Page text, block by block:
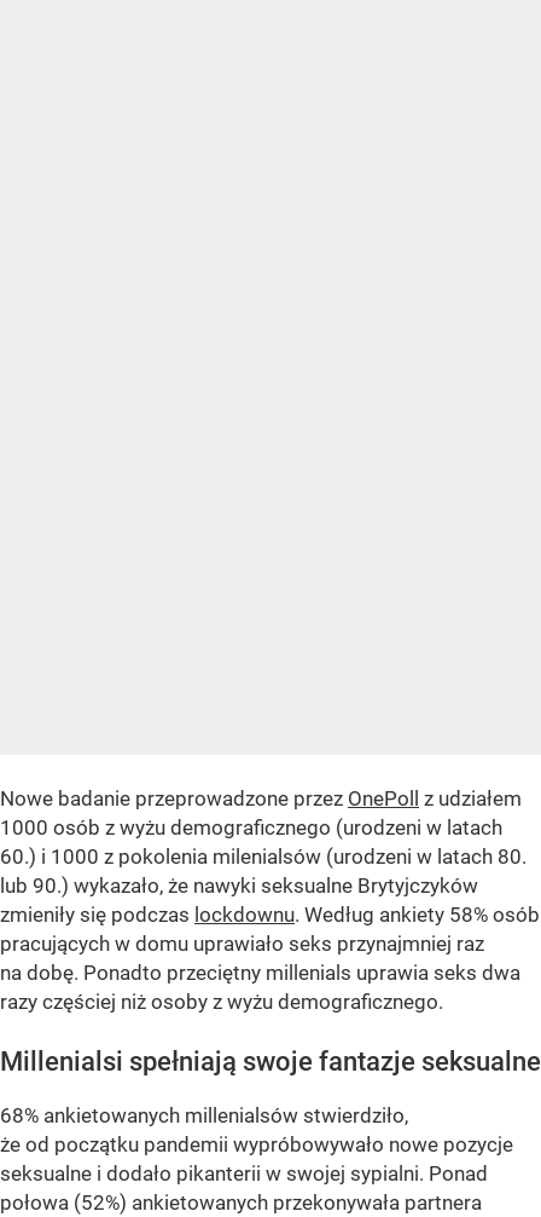
Nowe badanie przeprowadzone przez OnePoll
z udziałem
1000 osób z wyżu demograficznego (urodzeni w latach
60.) i 1000 z pokolenia milenialsów (urodzeni w latach 80.
lub 90.) wykazało, że nawyki seksualne Brytyjczyków
zmieniły się podczas lockdownu. Według ankiety 58% osób
pracujących w domu uprawiało seks przynajmniej raz
na dobę. Ponadto przeciętny millenials uprawia seks dwa
razy częściej niż osoby z wyżu demograficznego.
Millenialsi spełniają swoje fantazje seksualne
68% ankietowanych millenialsów stwierdziło,
że od początku pandemii wypróbowywało nowe pozycje
seksualne i dodało pikanterii w swojej sypialni. Ponad
połowa (52%) ankietowanych przekonywała partnera